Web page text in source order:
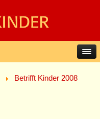
Betrifft Kinder 2008